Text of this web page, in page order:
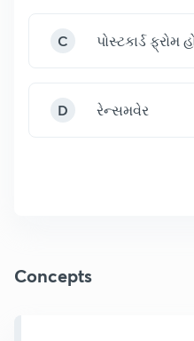
C પોસ્ટકાર્ડ ફ્રોમ
D રેન્સમવેર
Concepts